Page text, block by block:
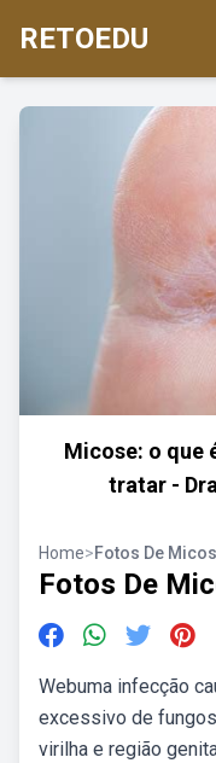
RETOEDU
Micose: o que
tratar -
Home>Fotos De
Fotos De
Webuma infecção
excessivo de
virilha e região